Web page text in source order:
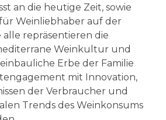
an die heutige Zeit, sowie
Weinliebhaber auf der
alle repräsentieren die
Weinkultur und
Erbe der Familie
mit Innovation,
der Verbraucher und
Trends des Weinkonsums